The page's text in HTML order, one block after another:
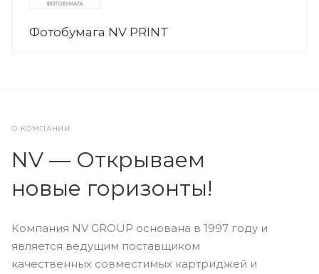
Фотобумага NV PRINT
О КОМПАНИИ
NV — Открываем
новые горизонты!
Компания NV GROUP основана в 1997 году и
является ведущим поставщиком
качественных совместимых картриджей и